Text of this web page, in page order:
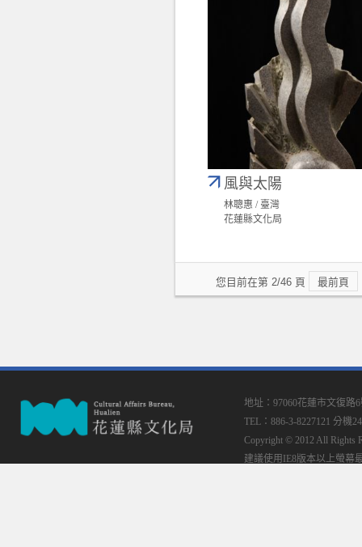
風與太陽
林聰惠 / 臺灣
花蓮縣文化局
您目前在第 2/46 頁 最前頁
地址：97060花蓮市文復路
TEL：886-3-8227121 分機
Copyright © 2012 All Rights
建議使用IE8版本以上螢幕